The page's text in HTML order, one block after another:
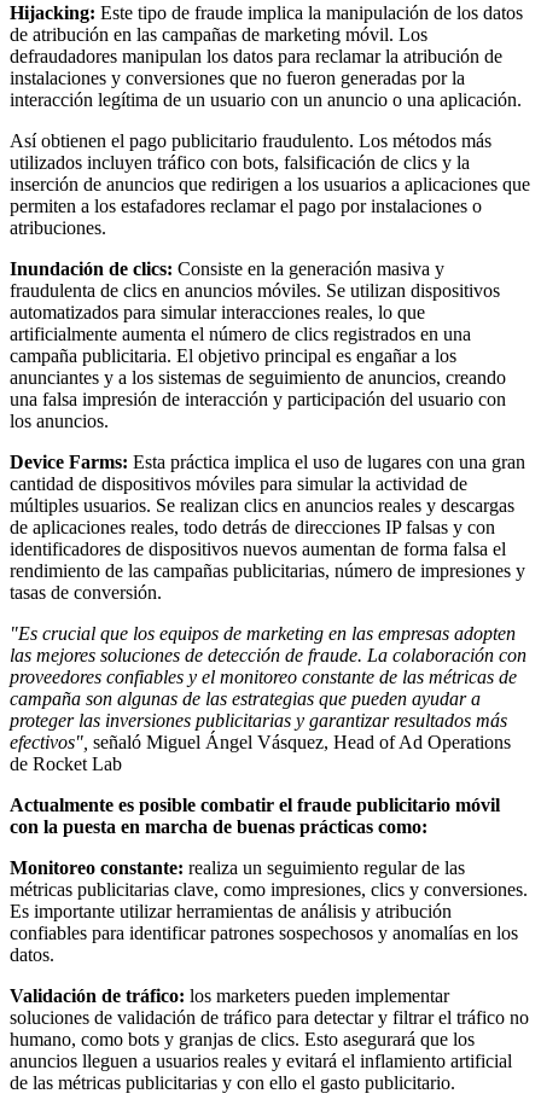
Hijacking: Este tipo de fraude implica la manipulación de los datos
de atribución en las campañas de marketing móvil. Los
defraudadores manipulan los datos para reclamar la atribución de
instalaciones y conversiones que no fueron generadas por la
interacción legítima de un usuario con un anuncio o una aplicación.
Así obtienen el pago publicitario fraudulento. Los métodos más
utilizados incluyen tráfico con bots, falsificación de clics y la
inserción de anuncios que redirigen a los usuarios a aplicaciones que
permiten a los estafadores reclamar el pago por instalaciones o
atribuciones.
Inundación de clics: Consiste en la generación masiva y
fraudulenta de clics en anuncios móviles. Se utilizan dispositivos
automatizados para simular interacciones reales, lo que
artificialmente aumenta el número de clics registrados en una
campaña publicitaria. El objetivo principal es engañar a los
anunciantes y a los sistemas de seguimiento de anuncios, creando
una falsa impresión de interacción y participación del usuario con
los anuncios.
Device Farms: Esta práctica implica el uso de lugares con una gran
cantidad de dispositivos móviles para simular la actividad de
múltiples usuarios. Se realizan clics en anuncios reales y descargas
de aplicaciones reales, todo detrás de direcciones IP falsas y con
identificadores de dispositivos nuevos aumentan de forma falsa el
rendimiento de las campañas publicitarias, número de impresiones y
tasas de conversión.
"Es crucial que los equipos de marketing en las empresas adopten
las mejores soluciones de detección de fraude. La colaboración con
proveedores confiables y el monitoreo constante de las métricas de
campaña son algunas de las estrategias que pueden ayudar a
proteger las inversiones publicitarias y garantizar resultados más
efectivos", señaló Miguel Ángel Vásquez, Head of Ad Operations
de Rocket Lab
Actualmente es posible combatir el fraude publicitario móvil
con la puesta en marcha de buenas prácticas como:
Monitoreo constante: realiza un seguimiento regular de las
métricas publicitarias clave, como impresiones, clics y conversiones.
Es importante utilizar herramientas de análisis y atribución
confiables para identificar patrones sospechosos y anomalías en los
datos.
Validación de tráfico: los marketers pueden implementar
soluciones de validación de tráfico para detectar y filtrar el tráfico no
humano, como bots y granjas de clics. Esto asegurará que los
anuncios lleguen a usuarios reales y evitará el inflamiento artificial
de las métricas publicitarias y con ello el gasto publicitario.